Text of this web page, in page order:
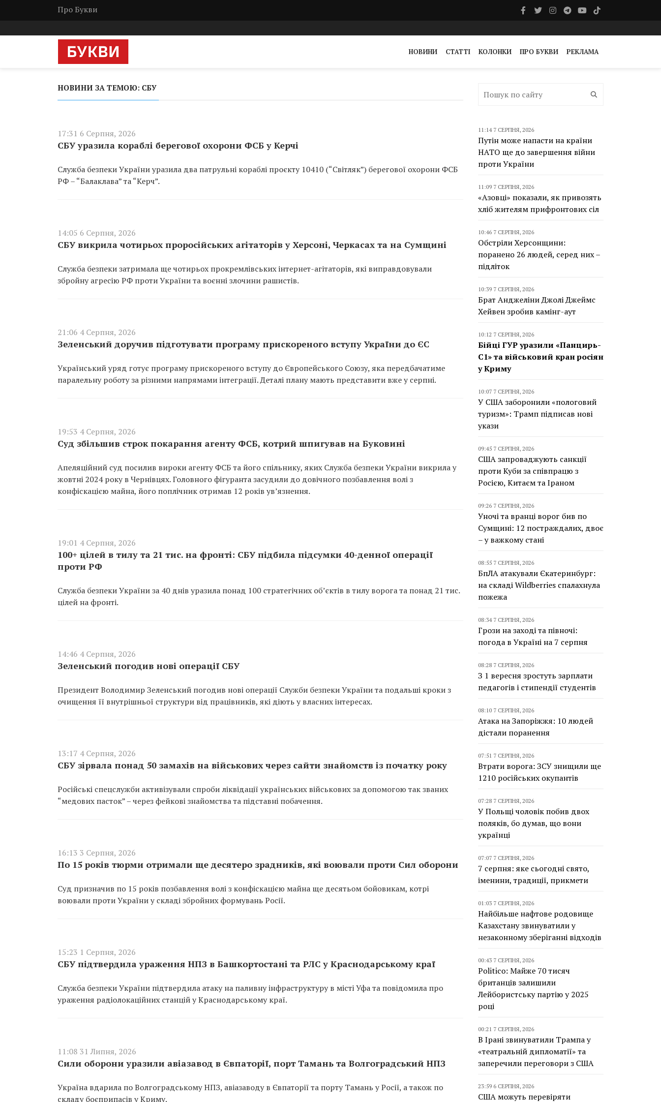
Про Букви
НОВИНИ СТАТТІ КОЛОНКИ ПРО БУКВИ РЕКЛАМА
НОВИНИ ЗА ТЕМОЮ: СБУ
17:31 6 Серпня, 2026
СБУ уразила кораблі берегової охорони ФСБ у Керчі
Служба безпеки України уразила два патрульні кораблі проєкту 10410 (“Світляк”) берегової охорони ФСБ
РФ – “Балаклава” та “Керч”.
14:05 6 Серпня, 2026
СБУ викрила чотирьох проросійських агітаторів у Херсоні, Черкасах та на Сумщині
Служба безпеки затримала ще чотирьох прокремлівських інтернет-агітаторів, які виправдовували
збройну агресію РФ проти України та воєнні злочини рашистів.
21:06 4 Серпня, 2026
Зеленський доручив підготувати програму прискореного вступу України до ЄС
Український уряд готує програму прискореного вступу до Європейського Союзу, яка передбачатиме
паралельну роботу за різними напрямами інтеграції. Деталі плану мають представити вже у серпні.
19:53 4 Серпня, 2026
Суд збільшив строк покарання агенту ФСБ, котрий шпигував на Буковині
Апеляційний суд посилив вироки агенту ФСБ та його спільнику, яких Служба безпеки України викрила у
жовтні 2024 року в Чернівцях. Головного фігуранта засудили до довічного позбавлення волі з
конфіскацією майна, його поплічник отримав 12 років ув’язнення.
19:01 4 Серпня, 2026
100+ цілей в тилу та 21 тис. на фронті: СБУ підбила підсумки 40-денної операції
проти РФ
Служба безпеки України за 40 днів уразила понад 100 стратегічних об’єктів в тилу ворога та понад 21 тис.
цілей на фронті.
14:46 4 Серпня, 2026
Зеленський погодив нові операції СБУ
Президент Володимир Зеленський погодив нові операції Служби безпеки України та подальші кроки з
очищення її внутрішньої структури від працівників, які діють у власних інтересах.
13:17 4 Серпня, 2026
СБУ зірвала понад 50 замахів на військових через сайти знайомств із початку року
Російські спецслужби активізували спроби ліквідації українських військових за допомогою так званих
“медових пасток” – через фейкові знайомства та підставні побачення.
16:13 3 Серпня, 2026
По 15 років тюрми отримали ще десятеро зрадників, які воювали проти Сил оборони
Суд призначив по 15 років позбавлення волі з конфіскацією майна ще десятьом бойовикам, котрі
воювали проти України у складі збройних формувань Росії.
15:23 1 Серпня, 2026
СБУ підтвердила ураження НПЗ в Башкортостані та РЛС у Краснодарському краї
Служба безпеки України підтвердила атаку на паливну інфраструктуру в місті Уфа та повідомила про
ураження радіолокаційних станцій у Краснодарському краї.
11:08 31 Липня, 2026
Сили оборони уразили авіазавод в Євпаторії, порт Тамань та Волгоградський НПЗ
Україна вдарила по Волгоградському НПЗ, авіазаводу в Євпаторії та порту Тамань у Росії, а також по
складу боєприпасів у Криму.
11:14 7 СЕРПНЯ, 2026
Путін може напасти на країни
НАТО ще до завершення війни
проти України
11:09 7 СЕРПНЯ, 2026
«Азовці» показали, як привозять
хліб жителям прифронтових сіл
10:46 7 СЕРПНЯ, 2026
Обстріли Херсонщини:
поранено 26 людей, серед них –
підліток
10:39 7 СЕРПНЯ, 2026
Брат Анджеліни Джолі Джеймс
Хейвен зробив камінг-аут
10:12 7 СЕРПНЯ, 2026
Бійці ГУР уразили «Панцирь-
С1» та військовий кран росіян
у Криму
10:07 7 СЕРПНЯ, 2026
У США заборонили «пологовий
туризм»: Трамп підписав нові
укази
09:45 7 СЕРПНЯ, 2026
США запроваджують санкції
проти Куби за співпрацю з
Росією, Китаєм та Іраном
09:26 7 СЕРПНЯ, 2026
Уночі та вранці ворог бив по
Сумщині: 12 постраждалих, двоє
– у важкому стані
08:55 7 СЕРПНЯ, 2026
БпЛА атакували Єкатеринбург:
на складі Wildberries спалахнула
пожежа
08:34 7 СЕРПНЯ, 2026
Грози на заході та півночі:
погода в Україні на 7 серпня
08:28 7 СЕРПНЯ, 2026
З 1 вересня зростуть зарплати
педагогів і стипендії студентів
08:10 7 СЕРПНЯ, 2026
Атака на Запоріжжя: 10 людей
дістали поранення
07:51 7 СЕРПНЯ, 2026
Втрати ворога: ЗСУ знищили ще
1210 російських окупантів
07:28 7 СЕРПНЯ, 2026
У Польщі чоловік побив двох
поляків, бо думав, що вони
українці
07:07 7 СЕРПНЯ, 2026
7 серпня: яке сьогодні свято,
іменини, традиції, прикмети
01:03 7 СЕРПНЯ, 2026
Найбільше нафтове родовище
Казахстану звинуватили у
незаконному зберіганні відходів
00:43 7 СЕРПНЯ, 2026
Politico: Майже 70 тисяч
британців залишили
Лейбористську партію у 2025
році
00:21 7 СЕРПНЯ, 2026
В Ірані звинуватили Трампа у
«театральній дипломатії» та
заперечили переговори з США
23:59 6 СЕРПНЯ, 2026
США можуть перевіряти